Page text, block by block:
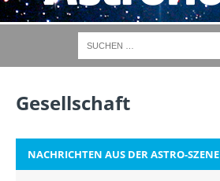
Gesellschaft
NACHRICHTEN AUS DER ASTRO-SZENE